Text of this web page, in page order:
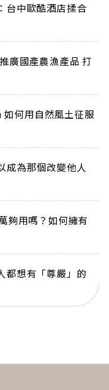
重失控、缺牙、
台中歐酷酒店揉合
廣國產農漁產品 打
何用自然風土征服
成為那個改變他人
夠用嗎？如何擁有
都想有「尊嚴」的